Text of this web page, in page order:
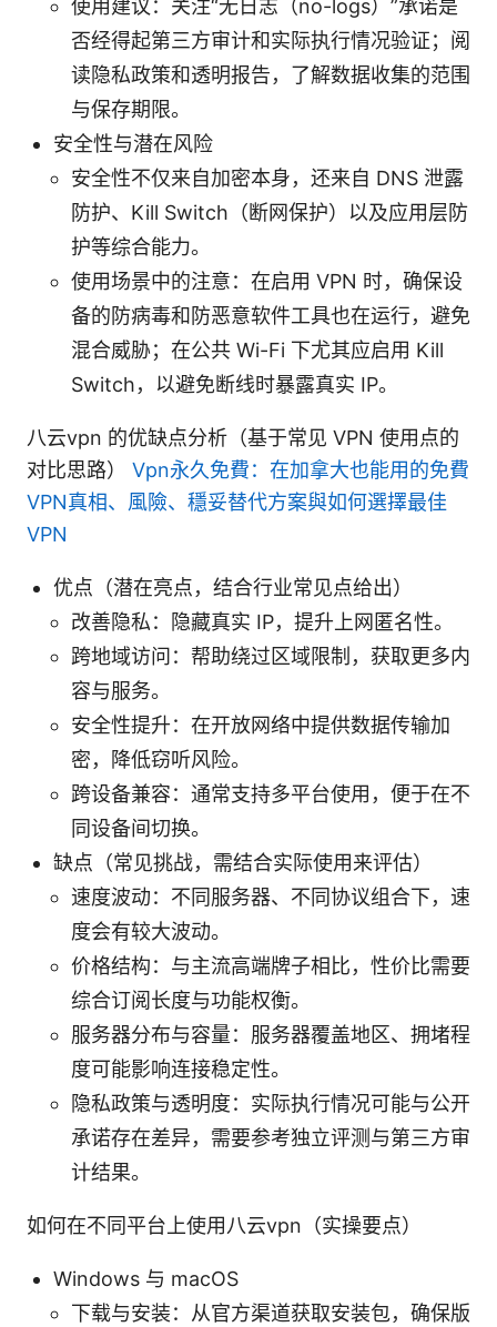
使用建议：关注“无日志（no-logs）”承诺是
否经得起第三方审计和实际执行情况验证；阅
读隐私政策和透明报告，了解数据收集的范围
与保存期限。
安全性与潜在风险
安全性不仅来自加密本身，还来自 DNS 泄露
防护、Kill Switch（断网保护）以及应用层防
护等综合能力。
使用场景中的注意：在启用 VPN 时，确保设
备的防病毒和防恶意软件工具也在运行，避免
混合威胁；在公共 Wi-Fi 下尤其应启用 Kill
Switch，以避免断线时暴露真实 IP。
八云vpn 的优缺点分析（基于常见 VPN 使用点的
对比思路） Vpn永久免費：在加拿大也能用的免費
VPN真相、風險、穩妥替代方案與如何選擇最佳
VPN
优点（潜在亮点，结合行业常见点给出）
改善隐私：隐藏真实 IP，提升上网匿名性。
跨地域访问：帮助绕过区域限制，获取更多内
容与服务。
安全性提升：在开放网络中提供数据传输加
密，降低窃听风险。
跨设备兼容：通常支持多平台使用，便于在不
同设备间切换。
缺点（常见挑战，需结合实际使用来评估）
速度波动：不同服务器、不同协议组合下，速
度会有较大波动。
价格结构：与主流高端牌子相比，性价比需要
综合订阅长度与功能权衡。
服务器分布与容量：服务器覆盖地区、拥堵程
度可能影响连接稳定性。
隐私政策与透明度：实际执行情况可能与公开
承诺存在差异，需要参考独立评测与第三方审
计结果。
如何在不同平台上使用八云vpn（实操要点）
Windows 与 macOS
下载与安装：从官方渠道获取安装包，确保版